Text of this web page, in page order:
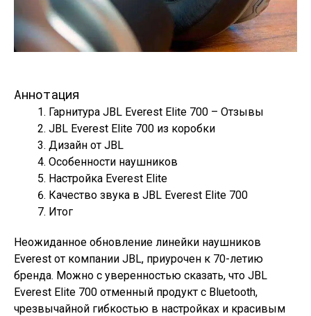
Аннотация
Гарнитура JBL Everest Elite 700 – Отзывы
JBL Everest Elite 700 из коробки
Дизайн от JBL
Особенности наушников
Настройка Everest Elite
Качество звука в JBL Everest Elite 700
Итог
Неожиданное обновление линейки наушников
Everest от компании JBL, приурочен к 70-летию
бренда. Можно с уверенностью сказать, что JBL
Everest Elite 700 отменный продукт с Bluetooth,
чрезвычайной гибкостью в настройках и красивым